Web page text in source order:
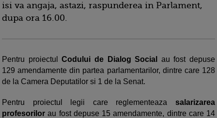
isi va angaja, astazi, raspunderea in Parlament,
dupa ora 16.00.
Pentru proiectulCodului de Dialog Social au fost depuse
129 amendamente din partea parlamentarilor, dintre care 128
de la Camera Deputatilor si 1 de la Senat.
Pentru proiectul legii care reglementeaza salarizarea
profesorilor au fost depuse 15 amendamente, dintre care 14